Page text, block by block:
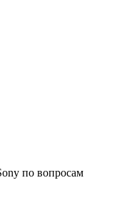
по вопросам